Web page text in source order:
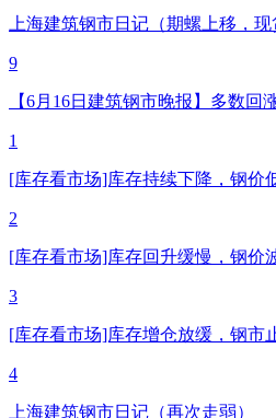
上海建筑钢市日记（期螺上移，现
9
【6月16日建筑钢市晚报】多数回
1
[库存看市场]库存持续下降，钢价
2
[库存看市场]库存回升缓慢，钢价
3
[库存看市场]库存增仓放缓，钢市
4
上海建筑钢市日记（再次走弱）